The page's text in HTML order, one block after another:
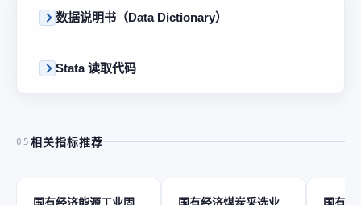
数据说明书（Data Dictionary）
Stata 读取代码
05 相关指标推荐
国有经济能源工业固
国有经济煤炭采选业
国有经